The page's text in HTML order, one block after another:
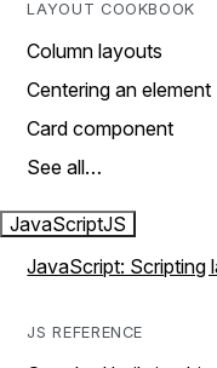
LAYOUT COOKBOOK
Column layouts
Centering an element
Card component
See all…
JavaScriptJS
JavaScript: Scripting
JS REFERENCE